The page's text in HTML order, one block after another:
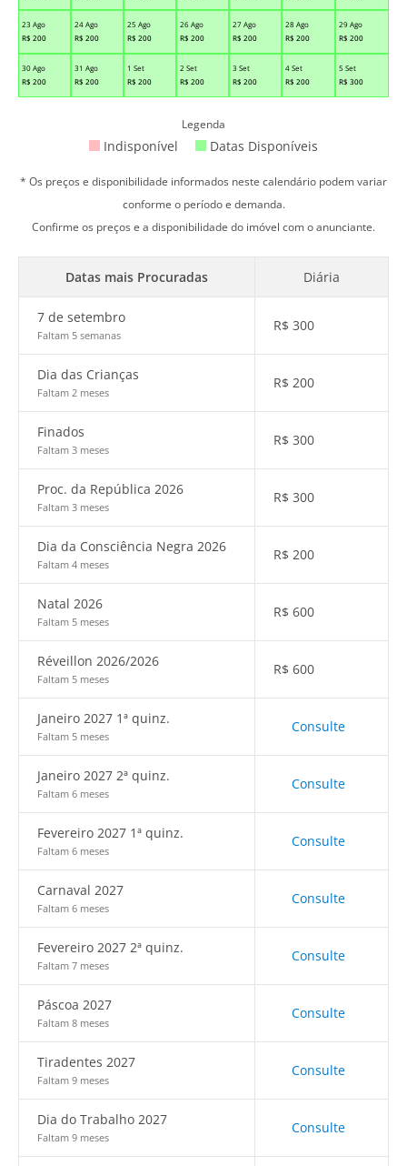
23 Ago
R$ 200
24 Ago
R$ 200
25 Ago
R$ 200
26 Ago
R$ 200
27 Ago
R$ 200
28 Ago
R$ 200
29 Ago
R$ 200
30 Ago
R$ 200
31 Ago
R$ 200
1 Set
R$ 200
2 Set
R$ 200
3 Set
R$ 200
4 Set
R$ 200
5 Set
R$ 300
Legenda
Indisponível Datas Disponíveis
* Os preços e disponibilidade informados neste calendário podem variar
conforme o período e demanda.
Confirme os preços e a disponibilidade do imóvel com o anunciante.
Datas mais Procuradas Diária
7 de setembro
Faltam 5 semanas
R$ 300
Dia das Crianças
Faltam 2 meses
R$ 200
Finados
Faltam 3 meses
R$ 300
Proc. da República 2026
Faltam 3 meses
R$ 300
Dia da Consciência Negra 2026
Faltam 4 meses
R$ 200
Natal 2026
Faltam 5 meses
R$ 600
Réveillon 2026/2026
Faltam 5 meses
R$ 600
Janeiro 2027 1ª quinz.
Faltam 5 meses
Consulte
Janeiro 2027 2ª quinz.
Faltam 6 meses
Consulte
Fevereiro 2027 1ª quinz.
Faltam 6 meses
Consulte
Carnaval 2027
Faltam 6 meses
Consulte
Fevereiro 2027 2ª quinz.
Faltam 7 meses
Consulte
Páscoa 2027
Faltam 8 meses
Consulte
Tiradentes 2027
Faltam 9 meses
Consulte
Dia do Trabalho 2027
Faltam 9 meses
Consulte